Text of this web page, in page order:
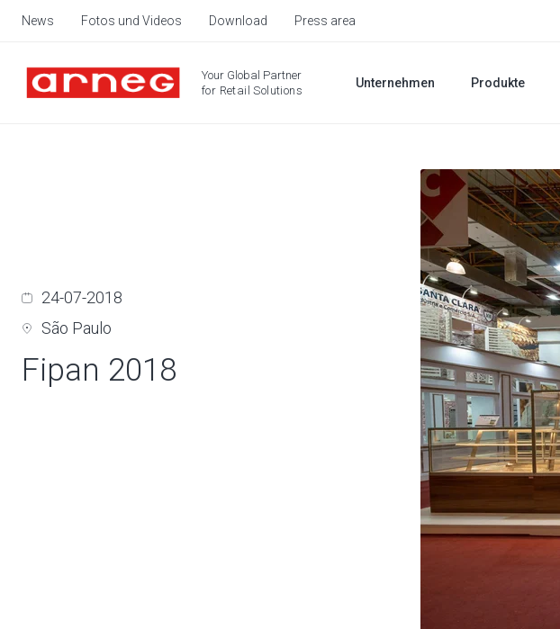
News Fotos und Videos Download Press area
Your Global Partner
for Retail Solutions
Unternehmen Produkte
24-07-2018
São Paulo
Fipan 2018